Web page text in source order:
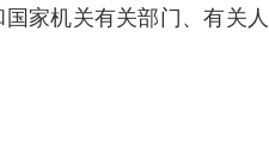
家机关有关部门、有关